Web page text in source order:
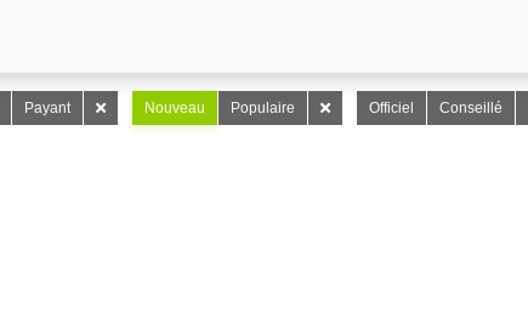
Payant Nouveau Populaire Officiel Conseillé